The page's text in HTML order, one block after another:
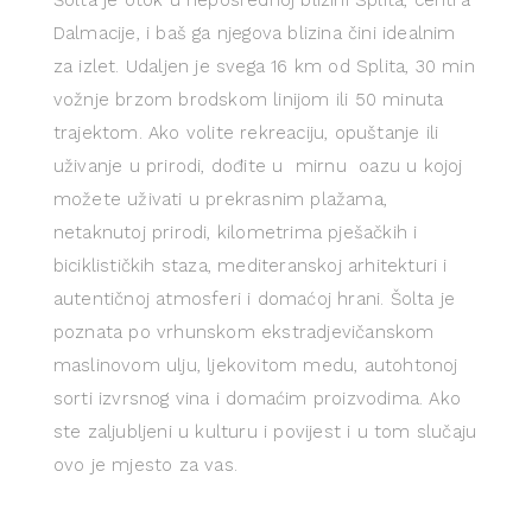
Dalmacije, i baš ga njegova blizina čini idealnim
za izlet. Udaljen je svega 16 km od Splita, 30 min
vožnje brzom brodskom linijom ili 50 minuta
trajektom. Ako volite rekreaciju, opuštanje ili
uživanje u prirodi, dođite u mirnu oazu u kojoj
možete uživati u prekrasnim plažama,
netaknutoj prirodi, kilometrima pješačkih i
biciklističkih staza, mediteranskoj arhitekturi i
autentičnoj atmosferi i domaćoj hrani. Šolta je
poznata po vrhunskom ekstradjevičanskom
maslinovom ulju, ljekovitom medu, autohtonoj
sorti izvrsnog vina i domaćim proizvodima. Ako
ste zaljubljeni u kulturu i povijest i u tom slučaju
ovo je mjesto za vas.